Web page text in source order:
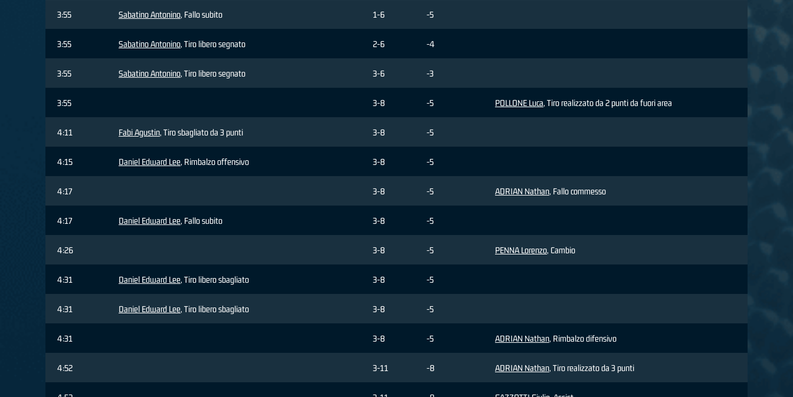
3:55 Sabatino Antonino, Fallo subito 1-6 -5
3:55 Sabatino Antonino, Tiro libero segnato 2-6 -4
3:55 Sabatino Antonino, Tiro libero segnato 3-6 -3
3:55 3-8 -5 POLLONE Luca, Tiro realizzato da 2 punti da fuori area
4:11 Fabi Agustin, Tiro sbagliato da 3 punti 3-8 -5
4:15 Daniel Edward Lee, Rimbalzo offensivo 3-8 -5
4:17 3-8 -5 ADRIAN Nathan, Fallo commesso
4:17 Daniel Edward Lee, Fallo subito 3-8 -5
4:26 3-8 -5 PENNA Lorenzo, Cambio
4:31 Daniel Edward Lee, Tiro libero sbagliato 3-8 -5
4:31 Daniel Edward Lee, Tiro libero sbagliato 3-8 -5
4:31 3-8 -5 ADRIAN Nathan, Rimbalzo difensivo
4:52 3-11 -8 ADRIAN Nathan, Tiro realizzato da 3 punti